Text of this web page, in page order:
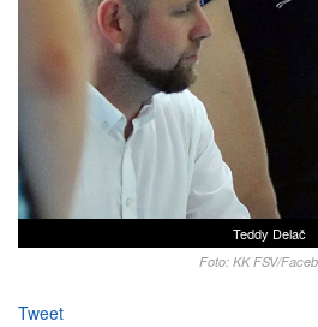
Teddy Delač
Foto: KK FSV/
Tweet